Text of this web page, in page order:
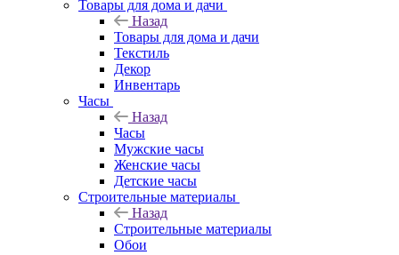
Товары для дома и дачи
Назад
Товары для дома и дачи
Текстиль
Декор
Инвентарь
Часы
Назад
Часы
Мужские часы
Женские часы
Детские часы
Строительные материалы
Назад
Строительные материалы
Обои